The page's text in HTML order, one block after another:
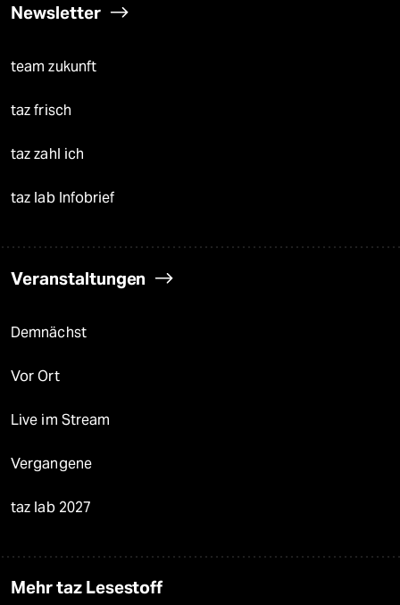
Newsletter
team zukunft
taz frisch
taz zahl ich
taz lab Infobrief
Veranstaltungen
Demnächst
Vor Ort
Live im Stream
Vergangene
taz lab 2027
Mehr taz Lesestoff